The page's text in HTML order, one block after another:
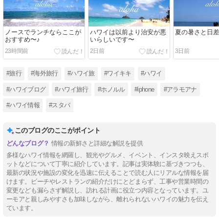
ノースでランチならここが
おすすめ〜♪
23時間前
ハワイは以前より治安が悪
いらしいです〜
2日前
夏の暑さと日
3日前
#旅行 #海外旅行 #ハワイ旅 #ワイキキ #ハワイ
#ハワイブログ #ハワイ旅行 #ホノルル #iphone #アラモアナ
#ハワイ情報 #スタバ
このブログのここがポイント
情報の新鮮さと詳細な解説を提供
多様なハワイ情報を網羅し、観光やグルメ、イベント、インスタ映えスポ
ットなどについて丁寧に紹介しています。記事は実体験に基づきつつも、
最新の状況や施設の変化を迅速に伝えることで読む人にリアルな情報を届
けます。ビーチやレストランの紹介だけにとどまらず、工事や営業時間の
変更なども漏らさず解説し、訪れる計画に役立つ内容となっています。ユ
ーモアと親しみやすさも加味しながら、離れられないハワイの魅力を伝え
ています。